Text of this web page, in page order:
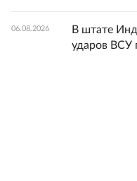
06.08.2026
В штате
ударов